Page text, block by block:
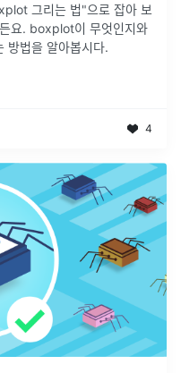
그리는 법"으로 잡아 보
요. boxplot이 무엇인지와
방법을 알아봅시다.
4